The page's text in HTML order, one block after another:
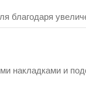
благодаря
накладками и